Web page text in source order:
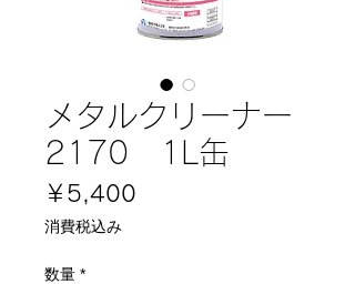
メタルクリーナー
2170 1L缶
￥5,400
消費税込み
数量 *